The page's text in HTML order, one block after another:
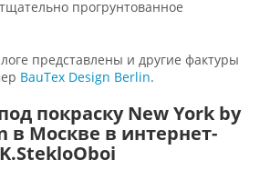
прогрунтованное
представлены и другие фактуры
BauTex Design Berlin.
покраску New York by
в Москве в интернет-